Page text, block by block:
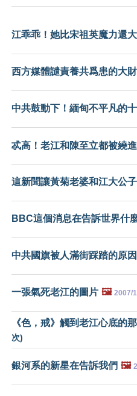
江乖乖！她比宋祖英魔力還
西方媒體譴責養共爲患的大
中共鼓動下！緬甸不平凡的
忒高！老江和陳至立都被繞
這新聞讓黃菊老婆和江大公
BBC這個消息在告訴世界什
中共國旗被人滿街踩踏的原因
一張氣死老江的圖片 🖼️ 2007/
《色，戒》觸到老江心底的
次)
銀河系的新星在告訴我們 🖼️